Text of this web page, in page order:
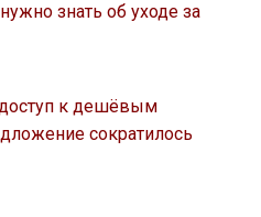
знать об уходе за
к дешёвым
сократилось